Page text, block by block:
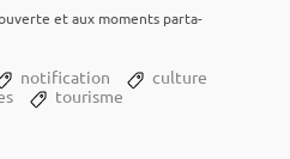
et aux moments parta­
notification
culture
tourisme